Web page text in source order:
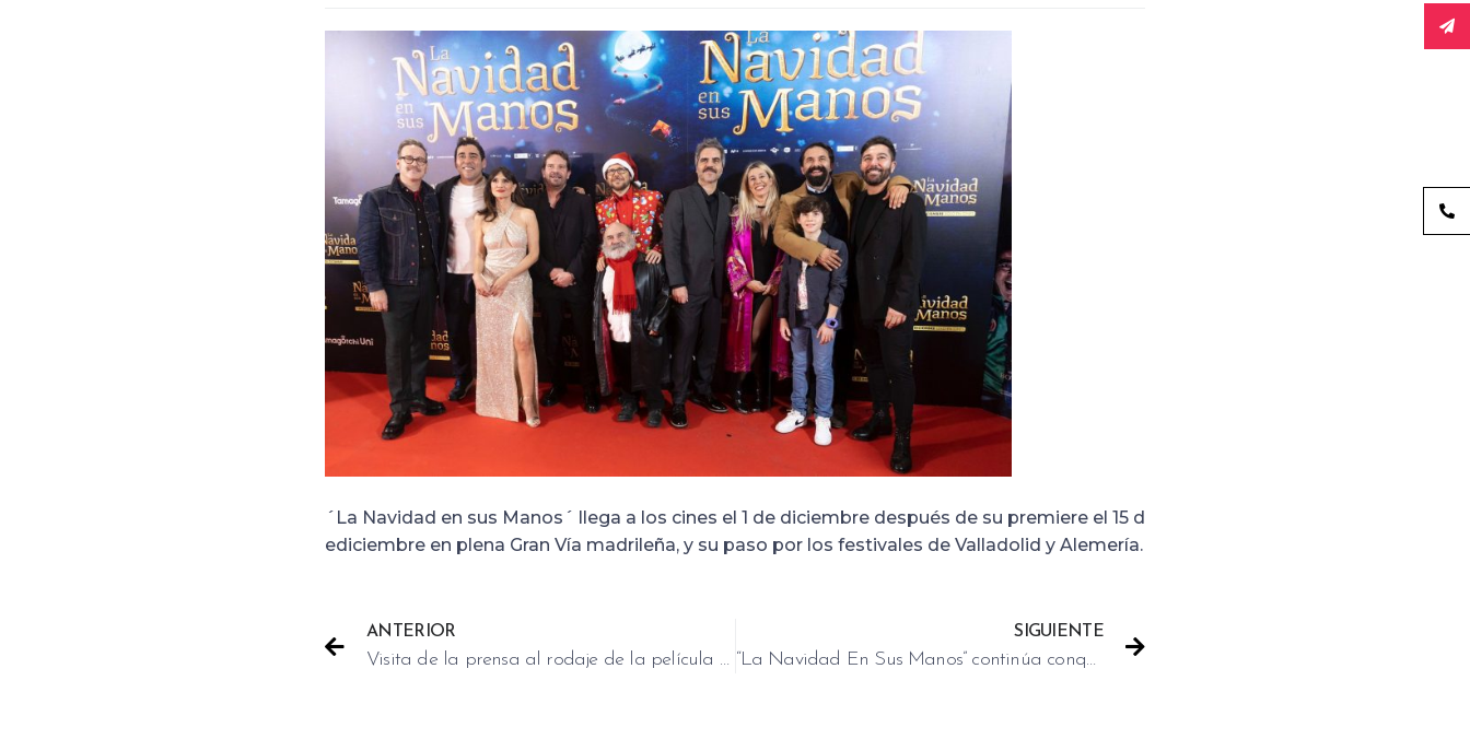
´La Navidad en sus Manos´ llega a los cines el 1 de diciembre después de su premiere el 15 d
ediciembre en plena Gran Vía madrileña, y su paso por los festivales de Valladolid y Alemería.
ANTERIOR
Visita de la prensa al rodaje de la película de Locomía
SIGUIENTE
“La Navidad En Sus Manos” continúa conquistando al público